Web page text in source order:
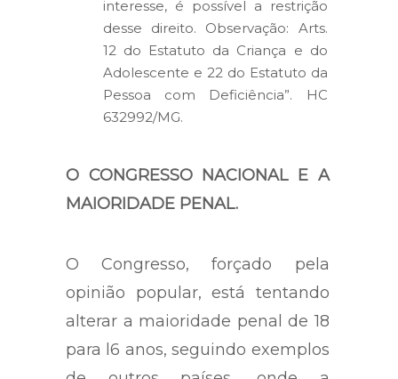
interesse, é possível a restrição
desse direito. Observação: Arts.
12 do Estatuto da Criança e do
Adolescente e 22 do Estatuto da
Pessoa com Deficiência”. HC
632992/MG.
O CONGRESSO NACIONAL E A
MAIORIDADE PENAL.
O Congresso, forçado pela
opinião popular, está tentando
alterar a maioridade penal de 18
para l6 anos, seguindo exemplos